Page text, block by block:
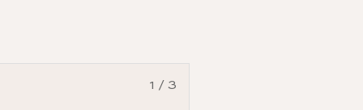
1 / 3